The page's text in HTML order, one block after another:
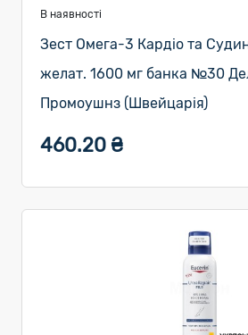
В наявності
Зест Омега-3 Кардіо та
желат. 1600 мг банка №30
Промоушнз (Швейцарія)
460.20 ₴